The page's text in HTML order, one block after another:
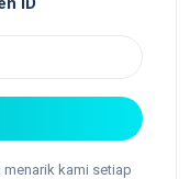
kami setiap